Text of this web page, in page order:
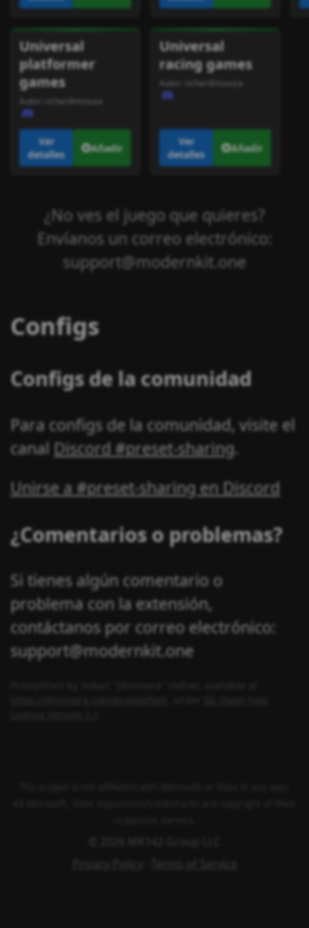
Universal
platformer
games
Autor: richardmsouza
Ver
detalles
Añadir
Universal
racing games
Autor: richardmsouza
Ver
detalles
Añadir
¿No ves el juego que quieres?
Envíanos un correo electrónico:
support@modernkit.one
Configs
Configs de la comunidad
Para configs de la comunidad, visite el
canal Discord #preset-sharing.
Unirse a #preset-sharing en Discord
¿Comentarios o problemas?
Si tienes algún comentario o
problema con la extensión,
contáctanos por correo electrónico:
support@modernkit.one